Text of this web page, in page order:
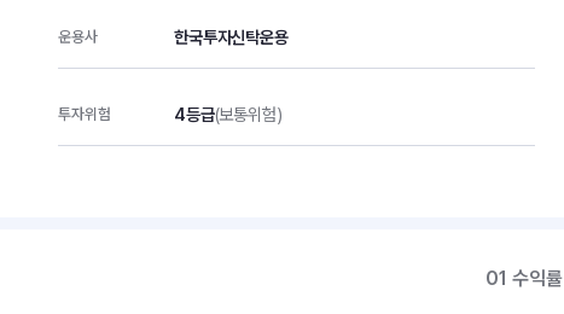
운용사 한국투자신탁운용
투자위험 4등급(보통위험)
01 수익률